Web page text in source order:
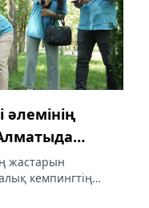
әлемінің
екінші
жастарын
кемпингтің